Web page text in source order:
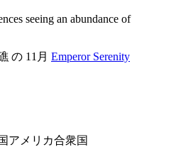
seeing an abundance of
の 11月 Emperor Serenity
アメリカ合衆国